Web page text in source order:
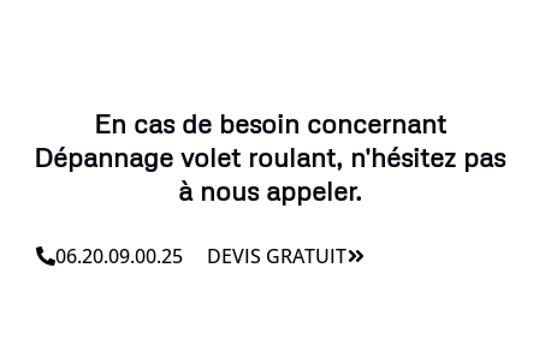
En cas de besoin concernant
Dépannage volet roulant, n'hésitez pas
à nous appeler.
06.20.09.00.25 DEVIS GRATUIT